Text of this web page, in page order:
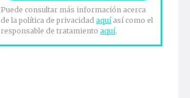
Puede consultar más información acerca
de la política de privacidadaquíasí como el
responsable de tratamientoaquí.